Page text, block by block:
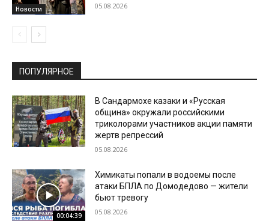
Новости 05.08.2026
ПОПУЛЯРНОЕ
В Сандармохе казаки и «Русская
община» окружали российскими
триколорами участников акции памяти
жертв репрессий
05.08.2026
00:04:39
Химикаты попали в водоемы после
атаки БПЛА по Домодедово — жители
бьют тревогу
05.08.2026